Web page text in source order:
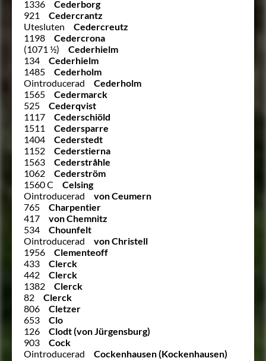
1336
Cederborg
921
Cedercrantz
Utesluten
Cedercreutz
1198
Cedercrona
(1071 ½)
Cederhielm
134
Cederhielm
1485
Cederholm
Ointroducerad
Cederholm
1565
Cedermarck
525
Cederqvist
1117
Cederschiöld
1511
Cedersparre
1404
Cederstedt
1152
Cederstierna
1563
Cederstråhle
1062
Cederström
1560 C
Celsing
Ointroducerad
von Ceumern
765
Charpentier
417
von Chemnitz
534
Chounfelt
Ointroducerad
von Christell
1956
Clementeoff
433
Clerck
442
Clerck
1382
Clerck
82
Clerck
806
Cletzer
653
Clo
126
Clodt (von Jürgensburg)
903
Cock
Ointroducerad
Cockenhausen (Kockenhausen)